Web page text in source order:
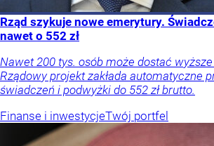
Rząd szykuje nowe emerytury.
nawet o 552 zł
Nawet 200 tys. osób może dostać
Rządowy projekt zakłada automatyczne
świadczeń i podwyżki do 552 zł brutto.
Finanse i inwestycjeTwój portfel